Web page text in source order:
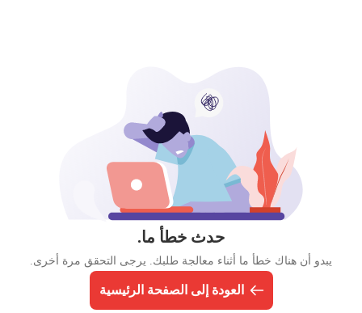
حدث خطأ ما.
يبدو أن هناك خطأ ما أثناء معالجة طلبك. يرجى التحقق مرة أخرى.
العودة إلى الصفحة الرئيسية